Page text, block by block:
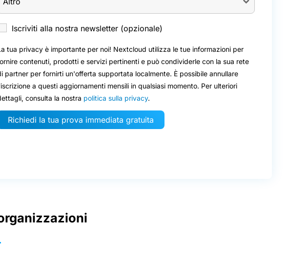
Iscriviti alla nostra newsletter (opzionale)
tua privacy è importante per noi! Nextcloud utilizza le tue informazioni per
contenuti, prodotti e servizi pertinenti e può condividerle con la sua rete
partner per fornirti un'offerta supportata localmente. È possibile annullare
a questi aggiornamenti mensili in qualsiasi momento. Per ulteriori
consulta la nostra politica sulla privacy.